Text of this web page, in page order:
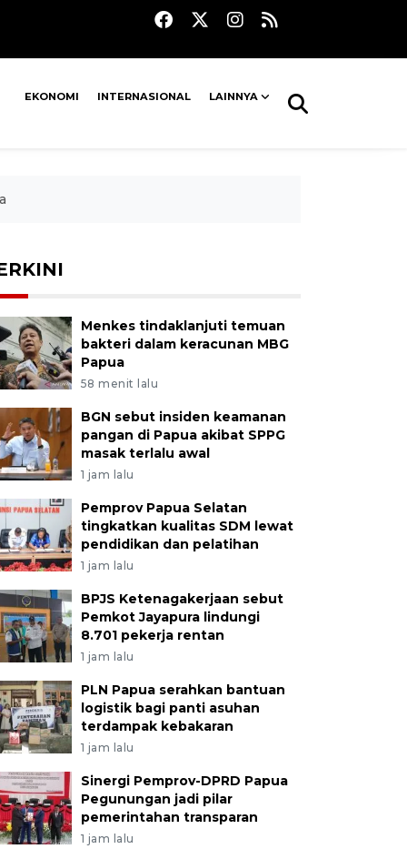
EKONOMI INTERNASIONAL LAINNYA
Menkes tindaklanjuti temuan
bakteri dalam keracunan MBG
Papua
58 menit lalu
BGN sebut insiden keamanan
pangan di Papua akibat SPPG
masak terlalu awal
1 jam lalu
Pemprov Papua Selatan
tingkatkan kualitas SDM lewat
pendidikan dan pelatihan
1 jam lalu
BPJS Ketenagakerjaan sebut
Pemkot Jayapura lindungi
8.701 pekerja rentan
1 jam lalu
PLN Papua serahkan bantuan
logistik bagi panti asuhan
terdampak kebakaran
1 jam lalu
Sinergi Pemprov-DPRD Papua
Pegunungan jadi pilar
pemerintahan transparan
1 jam lalu